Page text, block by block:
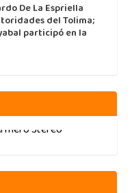
De La Espriella
del Tolima;
participó en la